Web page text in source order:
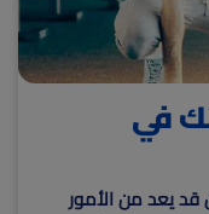
في
قد يعد من الأمور